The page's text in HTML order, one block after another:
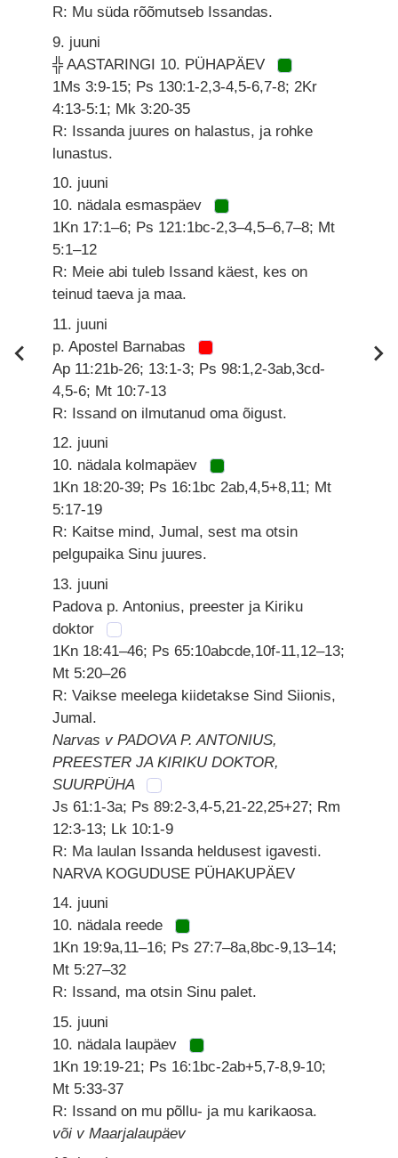
R: Mu süda rõõmutseb Issandas.
9. juuni
╬ AASTARINGI 10. PÜHAPÄEV
1Ms 3:9-15; Ps 130:1-2,3-4,5-6,7-8; 2Kr
4:13-5:1; Mk 3:20-35
R: Issanda juures on halastus, ja rohke
lunastus.
10. juuni
10. nädala esmaspäev
1Kn 17:1–6; Ps 121:1bc-2,3–4,5–6,7–8; Mt
5:1–12
R: Meie abi tuleb Issand käest, kes on
teinud taeva ja maa.
11. juuni
p. Apostel Barnabas
Ap 11:21b-26; 13:1-3; Ps 98:1,2-3ab,3cd-
4,5-6; Mt 10:7-13
R: Issand on ilmutanud oma õigust.
12. juuni
10. nädala kolmapäev
1Kn 18:20-39; Ps 16:1bc 2ab,4,5+8,11; Mt
5:17-19
R: Kaitse mind, Jumal, sest ma otsin
pelgupaika Sinu juures.
13. juuni
Padova p. Antonius, preester ja Kiriku
doktor
1Kn 18:41–46; Ps 65:10abcde,10f-11,12–13;
Mt 5:20–26
R: Vaikse meelega kiidetakse Sind Siionis,
Jumal.
Narvas v PADOVA P. ANTONIUS,
PREESTER JA KIRIKU DOKTOR,
SUURPÜHA
Js 61:1-3a; Ps 89:2-3,4-5,21-22,25+27; Rm
12:3-13; Lk 10:1-9
R: Ma laulan Issanda heldusest igavesti.
NARVA KOGUDUSE PÜHAKUPÄEV
14. juuni
10. nädala reede
1Kn 19:9a,11–16; Ps 27:7–8a,8bc-9,13–14;
Mt 5:27–32
R: Issand, ma otsin Sinu palet.
15. juuni
10. nädala laupäev
1Kn 19:19-21; Ps 16:1bc-2ab+5,7-8,9-10;
Mt 5:33-37
R: Issand on mu põllu- ja mu karikaosa.
või v Maarjalaupäev